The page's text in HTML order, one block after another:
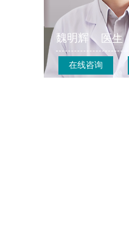
魏明辉 医生
在线咨询